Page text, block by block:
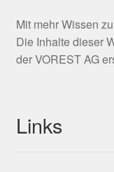
Mit mehr Wissen
Die Inhalte dieser
der VOREST AG
Links